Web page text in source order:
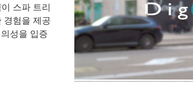
스파 트리
경험을 제공
성을 입증